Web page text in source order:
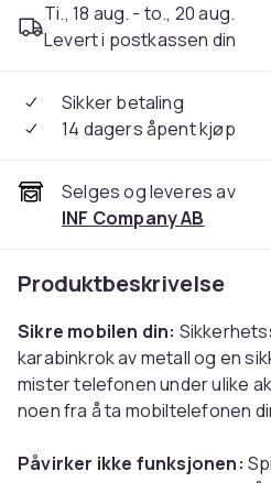
Ti., 18 aug. - to., 20 aug.
Levert i postkassen din
Sikker betaling
14 dagers åpent kjøp
Selges og leveres av
INF Company AB
Produktbeskrivelse
Sikre mobilen din:
karabinkrok av metall og en
mister telefonen under ulike
noen fra å ta mobiltelefonen
Påvirker ikke funksjonen:
ulike mobiler og deksler og